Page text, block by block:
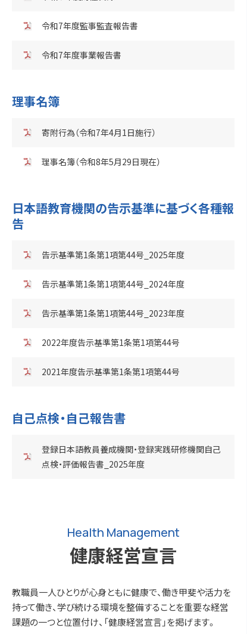
令和7年度監事監査報告書
令和7年度事業報告書
理事名簿
寄附行為（令和7年4月1日施行）
理事名簿（令和8年5月29日現在）
日本語教育機関の告示基準に基づく各種報
告
告示基準第1条第1項第44号_2025年度
告示基準第1条第1項第44号_2024年度
告示基準第1条第1項第44号_2023年度
2022年度告示基準第1条第1項第44号
2021年度告示基準第1条第1項第44号
自己点検・自己報告書
登録日本語教員養成機関・登録実践研修機関自己
点検・評価報告書_2025年度
Health Management
健康経営宣言
教職員一人ひとりが心身ともに健康で、働き甲斐や活力を
持って働き、学び続ける環境を整備することを重要な経営
課題の一つと位置付け、「健康経営宣言」を掲げます。